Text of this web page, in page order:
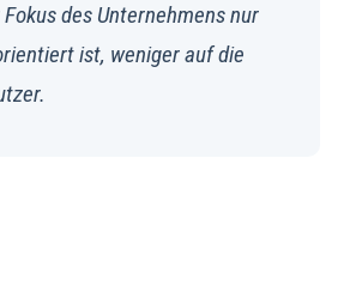
des Unternehmens nur
ist, weniger auf die